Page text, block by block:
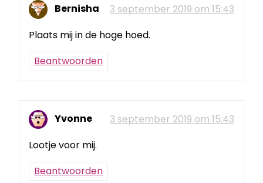
Bernisha
3 september 2019 om 15:43
Plaats mij in de hoge hoed.
Beantwoorden
Yvonne
3 september 2019 om 15:43
Lootje voor mij.
Beantwoorden